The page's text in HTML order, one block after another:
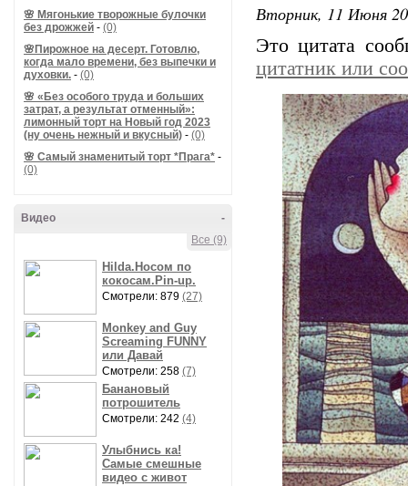
🌸 Мягонькие творожные булочки
без дрожжей - (0)
🌸Пирожное на десерт. Готовлю,
когда мало времени, без выпечки и
духовки. - (0)
🌸 «Без особого труда и больших
затрат, а результат отменный»:
лимонный торт на Новый год 2023
(ну очень нежный и вкусный) - (0)
🌸 Самый знаменитый торт *Прага* -
(0)
-
Видео
Все (9)
Hilda.Носом по
кокосам.Pin-up.
Смотрели: 879 (27)
Monkey and Guy
Screaming FUNNY
или Давай
Смотрели: 258 (7)
Банановый
потрошитель
Смотрели: 242 (4)
Улыбнись ка!
Самые смешные
видео с живот
Вторник, 11 Июня
Это цитата
цитатник или